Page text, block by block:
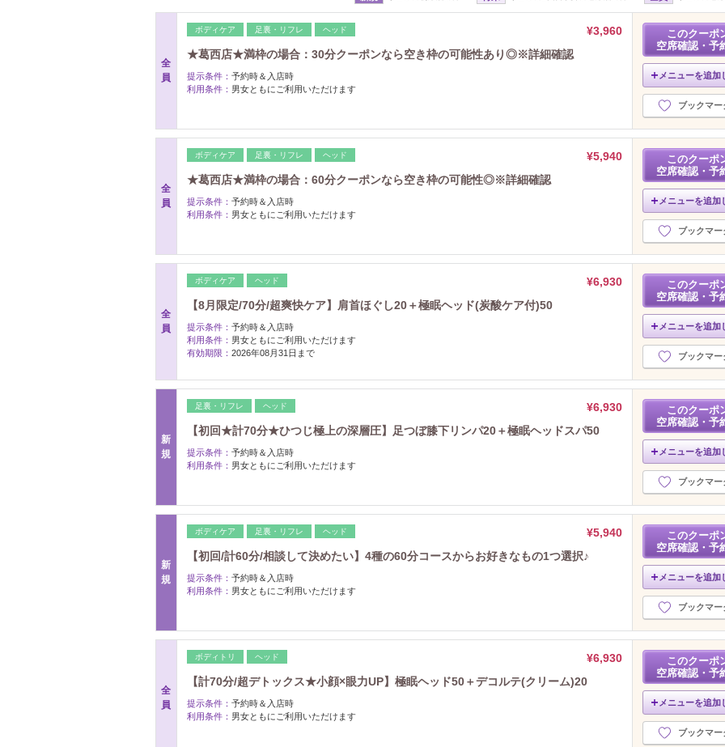
全
員
ボディケア 足裏・リフレ ヘッド
¥3,960
★葛西店★満枠の場合：30分クーポンなら空き枠の可能性あり◎※詳細確認
提示条件： 予約時＆入店時
利用条件： 男女ともにご利用いただけます
このクーポ
空席確認・予
メニューを追加
ブックマー
全
員
ボディケア 足裏・リフレ ヘッド
¥5,940
★葛西店★満枠の場合：60分クーポンなら空き枠の可能性◎※詳細確認
提示条件： 予約時＆入店時
利用条件： 男女ともにご利用いただけます
このクーポ
空席確認・予
メニューを追加
ブックマー
全
員
ボディケア ヘッド
¥6,930
【8月限定/70分/超爽快ケア】肩首ほぐし20＋極眠ヘッド(炭酸ケア付)50
提示条件： 予約時＆入店時
利用条件： 男女ともにご利用いただけます
有効期限： 2026年08月31日まで
このクーポ
空席確認・予
メニューを追加
ブックマー
新
規
足裏・リフレ ヘッド
¥6,930
【初回★計70分★ひつじ極上の深層圧】足つぼ膝下リンパ20＋極眠ヘッドスパ50
提示条件： 予約時＆入店時
利用条件： 男女ともにご利用いただけます
このクーポ
空席確認・予
メニューを追加
ブックマー
新
規
ボディケア 足裏・リフレ ヘッド
¥5,940
【初回/計60分/相談して決めたい】4種の60分コースからお好きなもの1つ選択♪
提示条件： 予約時＆入店時
利用条件： 男女ともにご利用いただけます
このクーポ
空席確認・予
メニューを追加
ブックマー
全
員
ボディトリ ヘッド
¥6,930
【計70分/超デトックス★小顔×眼力UP】極眠ヘッド50＋デコルテ(クリーム)20
提示条件： 予約時＆入店時
利用条件： 男女ともにご利用いただけます
このクーポ
空席確認・予
メニューを追加
ブックマー